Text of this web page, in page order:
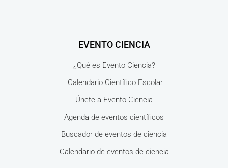
EVENTO CIENCIA
¿Qué es Evento Ciencia?
Calendario Científico Escolar
Únete a Evento Ciencia
Agenda de eventos científicos
Buscador de eventos de ciencia
Calendario de eventos de ciencia